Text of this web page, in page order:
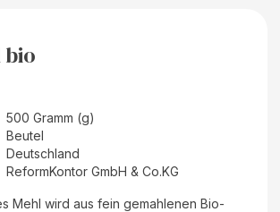
bio
500 Gramm (g)
Beutel
Deutschland
ReformKontor GmbH & Co.KG
Mehl wird aus fein gemahlenen Bio-